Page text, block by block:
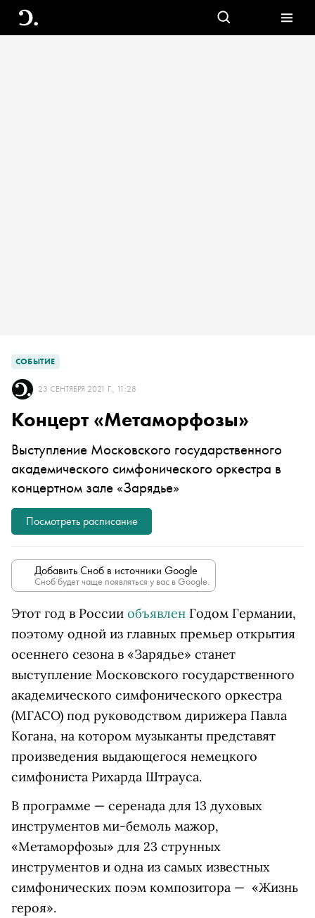
СОБЫТИЕ
23 СЕНТЯБРЯ 2021 Г., 11:28
Концерт «Метаморфозы»
Выступление Московского государственного
академическогосимфонического оркестра в
концертном зале «Зарядье»
Посмотреть расписание
Добавить Сноб в источники Google
Сноб будет чаще появляться у вас в Google.
Этот год в России объявлен Годом Германии,
поэтому одной из главных премьер открытия
осеннего сезона в «Зарядье» станет
выступление Московского государственного
академического симфонического оркестра
(МГАСО) под руководством дирижера Павла
Когана, на котором музыканты представят
произведения выдающегося немецкого
симфониста Рихарда Штрауса.
В программе — серенада для 13 духовых
инструментов ми-бемоль мажор,
«Метаморфозы» для 23 струнных
инструментов и одна из самых известных
симфонических поэм композитора — «Жизнь
героя».